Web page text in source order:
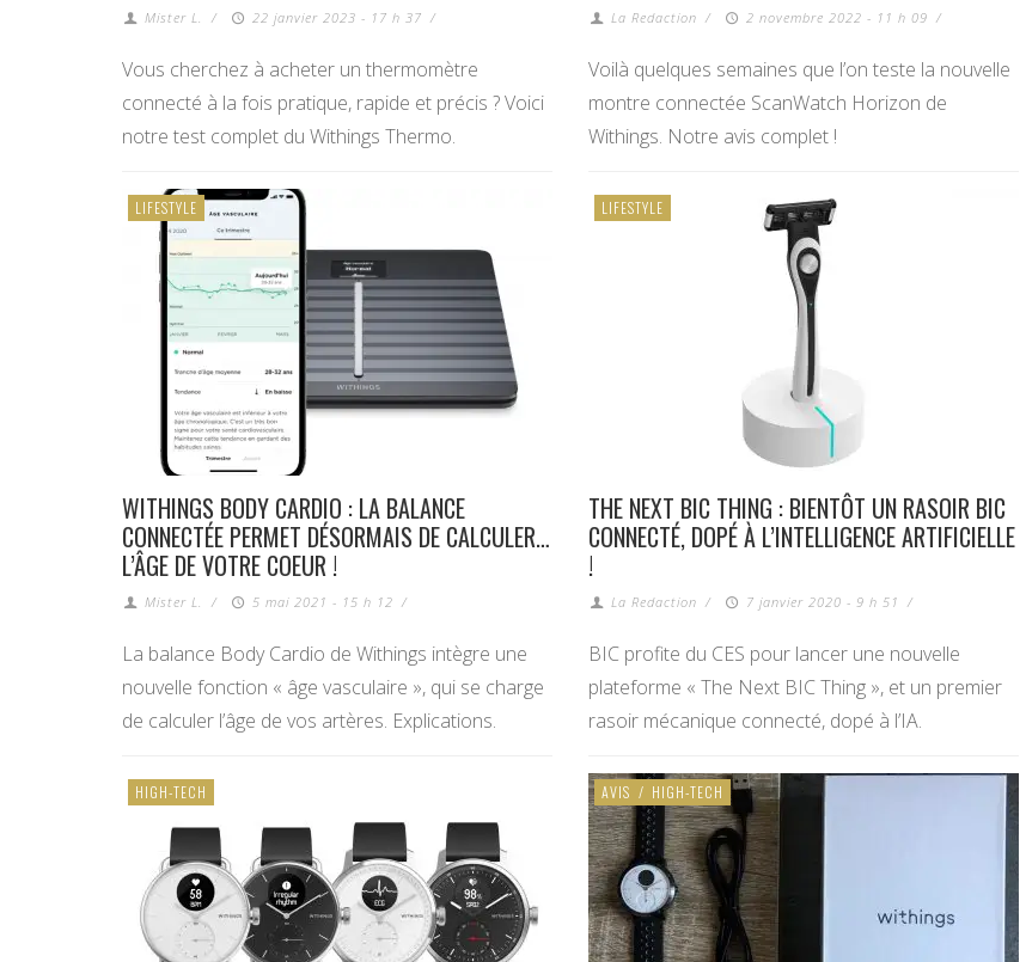
Mister L. / 22 janvier 2023 - 17 h 37 /
Vous cherchez à acheter un thermomètre
connecté à la fois pratique, rapide et précis ? Voici
notre test complet du Withings Thermo.
La Redaction / 2 novembre 2022 - 11 h 09 /
Voilà quelques semaines que l’on teste la nouvelle
montre connectée ScanWatch Horizon de
Withings. Notre avis complet !
LIFESTYLE
WITHINGS BODY CARDIO : LA BALANCE
CONNECTÉE PERMET DÉSORMAIS DE CALCULER…
L’ÂGE DE VOTRE COEUR !
Mister L. / 5 mai 2021 - 15 h 12 /
La balance Body Cardio de Withings intègre une
nouvelle fonction « âge vasculaire », qui se charge
de calculer l’âge de vos artères. Explications.
LIFESTYLE
THE NEXT BIC THING : BIENTÔT UN RASOIR BIC
CONNECTÉ, DOPÉ À L’INTELLIGENCE ARTIFICIELLE
!
La Redaction / 7 janvier 2020 - 9 h 51 /
BIC profite du CES pour lancer une nouvelle
plateforme « The Next BIC Thing », et un premier
rasoir mécanique connecté, dopé à l’IA.
HIGH-TECH AVIS / HIGH-TECH